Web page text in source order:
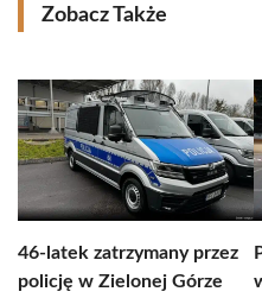
Zobacz Także
46-latek zatrzymany przez
policję w Zielonej Górze